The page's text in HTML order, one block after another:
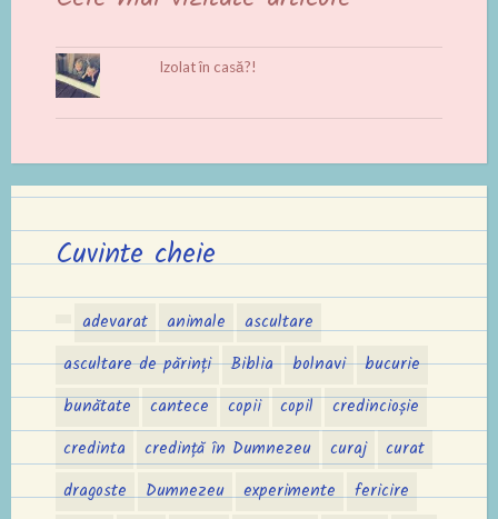
Izolat în casă?!
Cuvinte cheie
adevarat animale
ascultare
ascultare de părinți
Biblia bolnavi
bucurie
bunătate
cantece copii copil
credincioșie
credinta
credință în Dumnezeu curaj
curat
dragoste
Dumnezeu experimente
fericire